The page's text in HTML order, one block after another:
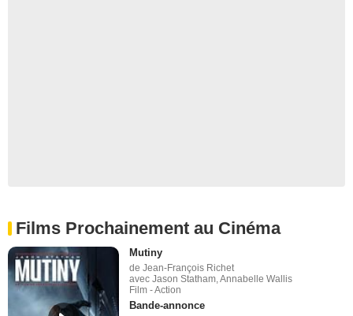
Films Prochainement au Cinéma
Mutiny
de Jean-François Richet
avec Jason Statham, Annabelle Wallis
Film - Action
Bande-annonce